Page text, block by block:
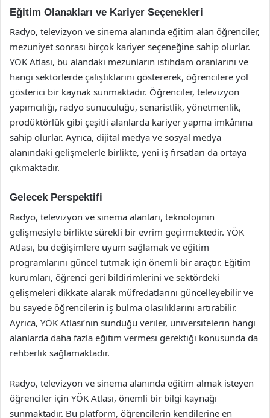
Eğitim Olanakları ve Kariyer Seçenekleri
Radyo, televizyon ve sinema alanında eğitim alan öğrenciler,
mezuniyet sonrası birçok kariyer seçeneğine sahip olurlar.
YÖK Atlası, bu alandaki mezunların istihdam oranlarını ve
hangi sektörlerde çalıştıklarını göstererek, öğrencilere yol
gösterici bir kaynak sunmaktadır. Öğrenciler, televizyon
yapımcılığı, radyo sunuculuğu, senaristlik, yönetmenlik,
prodüktörlük gibi çeşitli alanlarda kariyer yapma imkânına
sahip olurlar. Ayrıca, dijital medya ve sosyal medya
alanındaki gelişmelerle birlikte, yeni iş fırsatları da ortaya
çıkmaktadır.
Gelecek Perspektifi
Radyo, televizyon ve sinema alanları, teknolojinin
gelişmesiyle birlikte sürekli bir evrim geçirmektedir. YÖK
Atlası, bu değişimlere uyum sağlamak ve eğitim
programlarını güncel tutmak için önemli bir araçtır. Eğitim
kurumları, öğrenci geri bildirimlerini ve sektördeki
gelişmeleri dikkate alarak müfredatlarını güncelleyebilir ve
bu sayede öğrencilerin iş bulma olasılıklarını artırabilir.
Ayrıca, YÖK Atlası’nın sunduğu veriler, üniversitelerin hangi
alanlarda daha fazla eğitim vermesi gerektiği konusunda da
rehberlik sağlamaktadır.
Radyo, televizyon ve sinema alanında eğitim almak isteyen
öğrenciler için YÖK Atlası, önemli bir bilgi kaynağı
sunmaktadır. Bu platform, öğrencilerin kendilerine en